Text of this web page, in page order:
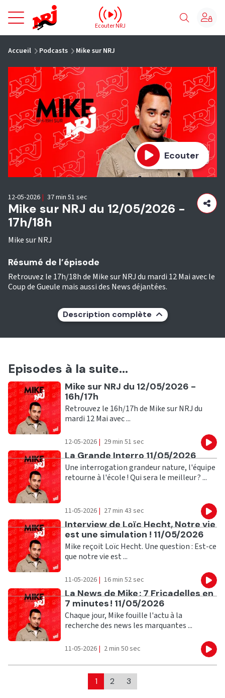
NRJ - Accueil
Ecouter NRJ
Accueil Podcasts Mike sur NRJ
Ecouter
Mike sur NRJ du 12/05/2026 -
17h/18h
Mike sur NRJ
12-05-2026 | 37 min 51 sec
Résumé de l’épisode
Retrouvez le 17h/18h de Mike sur NRJ du mardi 12 Mai avec le
Coup de Gueule mais aussi des News déjantées.
Description complète
Episodes à la suite...
Ecouter
Mike sur NRJ du 12/05/2026 -
16h/17h
Retrouvez le 16h/17h de Mike sur NRJ du
mardi 12 Mai avec ...
12-05-2026 | 29 min 51 sec
Ecouter
La Grande Interro 11/05/2026
Une interrogation grandeur nature, l'équipe
retourne à l'école ! Qui sera le meilleur ? ...
11-05-2026 | 27 min 43 sec
Ecouter
Interview de Loïc Hecht, Notre vie
est une simulation ! 11/05/2026
Mike reçoit Loïc Hecht. Une question : Est-ce
que notre vie est ...
11-05-2026 | 16 min 52 sec
Ecouter
La News de Mike : 7 Fricadelles en
7 minutes ! 11/05/2026
Chaque jour, Mike fouille l'actu à la
recherche des news les marquantes ...
11-05-2026 | 2 min 50 sec
1 2 3